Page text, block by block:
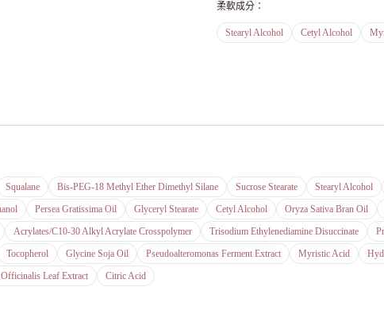
柔軟成分 ：
Stearyl Alcohol Cetyl Alcohol
Squalane Bis-PEG-18 Methyl Ether Dimethyl Silane Sucrose Stearate
Stearyl Alcohol
Persea Gratissima Oil Glyceryl Stearate Cetyl Alcohol
Oryza Sativa Bran Oil
Acrylates/C10-30 Alkyl Acrylate Crosspolymer Trisodium Ethylenediamine Disuccinate
Tocopherol Glycine Soja Oil Pseudoalteromonas Ferment Extract Myristic Acid
Leaf Extract Citric Acid